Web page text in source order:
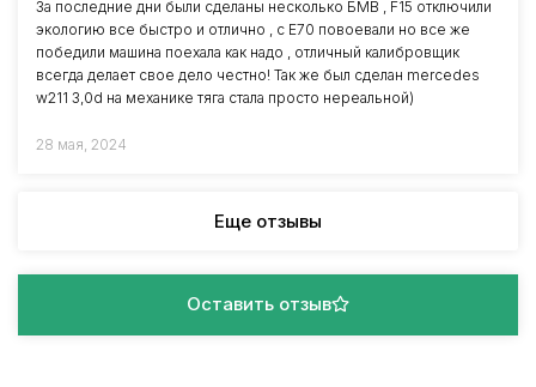
За последние дни были сделаны несколько БМВ , F15 отключили
экологию все быстро и отлично , с Е70 повоевали но все же
победили машина поехала как надо , отличный калибровщик
всегда делает свое дело честно! Так же был сделан mercedes
w211 3,0d на механике тяга стала просто нереальной)
28 мая, 2024
Еще отзывы
Оставить отзыв